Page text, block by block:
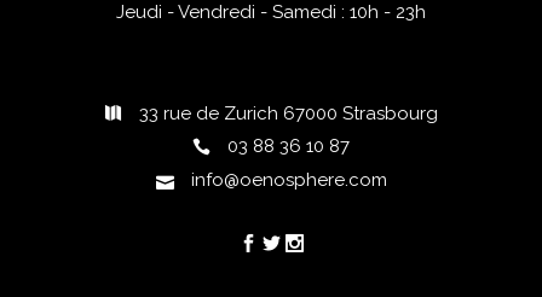
Jeudi - Vendredi - Samedi : 10h - 23h
33 rue de Zurich 67000 Strasbourg
03 88 36 10 87
info@oenosphere.com